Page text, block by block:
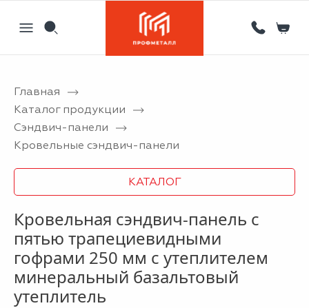
Назад
Партнерам
Информация
Назад
Кровля
Потолки
Двери
Металлоизделия
Назад
Сервисный металлоцентр
Координатная пробивка отверстий в металле
Лазерная резка металла
Порошковая покраска металлических изделий
Проектирование вентилируемых фасадов
Вальцовка листового металла
Назад
Новости
Главная
Каталог продукции
Сэндвич-панели
Кровельные сэндвич-панели
КАТАЛОГ
Кровельная сэндвич-панель с
пятью трапециевидными
гофрами 250 мм с утеплителем
минеральный базальтовый
утеплитель